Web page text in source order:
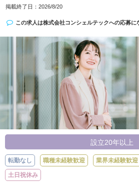
掲載終了日： 2026/8/20
この求人は株式会社コンシェルテックへの応募に
設立20年以上
転勤なし 職種未経験歓迎 業界未経験歓迎
土日祝休み